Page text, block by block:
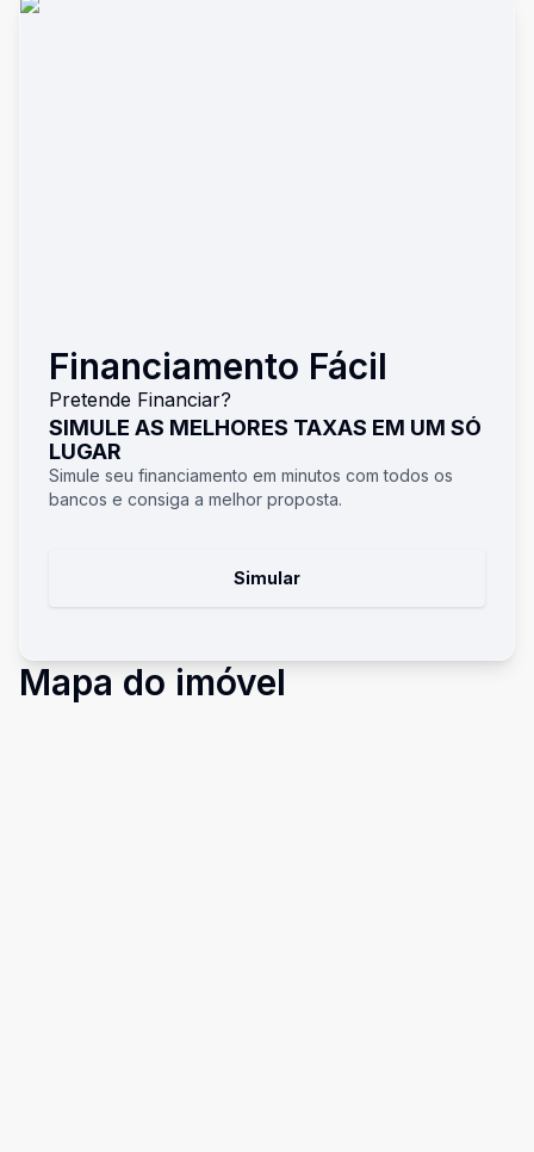
Financiamento Fácil
Pretende Financiar?
SIMULE AS MELHORES TAXAS EM UM SÓ
LUGAR
Simule seu financiamento em minutos com todos os
bancos e consiga a melhor proposta.
Simular
Mapa do imóvel